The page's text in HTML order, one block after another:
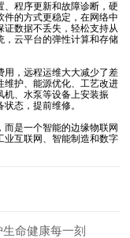
程序更新和故障诊断，硬
件的方式更稳定，在网络中
证数据不丢失，轻松支持从
，云平台的弹性计算和存储
，远程运维大大减少了差
维护、能源优化、工艺改进
机、水泵等设备上安装振
态，提前维修。
是一个智能的边缘物联网
业互联网、智能制造和数字
命健康每一刻